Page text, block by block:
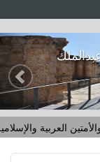
العربية والإسلامية